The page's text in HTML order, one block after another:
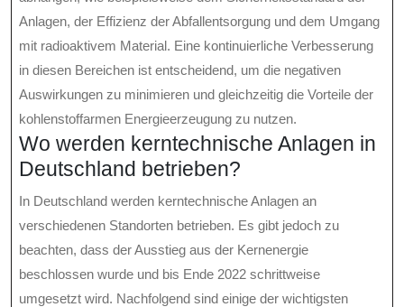
Anlagen, der Effizienz der Abfallentsorgung und dem Umgang
mit radioaktivem Material. Eine kontinuierliche Verbesserung
in diesen Bereichen ist entscheidend, um die negativen
Auswirkungen zu minimieren und gleichzeitig die Vorteile der
kohlenstoffarmen Energieerzeugung zu nutzen.
Wo werden kerntechnische Anlagen in
Deutschland betrieben?
In Deutschland werden kerntechnische Anlagen an
verschiedenen Standorten betrieben. Es gibt jedoch zu
beachten, dass der Ausstieg aus der Kernenergie
beschlossen wurde und bis Ende 2022 schrittweise
umgesetzt wird. Nachfolgend sind einige der wichtigsten